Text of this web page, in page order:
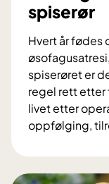
spiserør
Hvert år fødes
spiserøret er
regel rett etter
livet etter
oppfølging,
s
o